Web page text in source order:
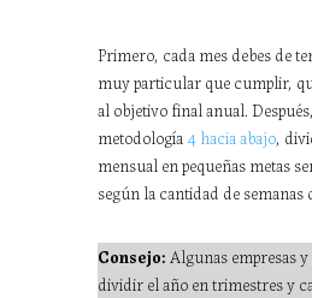
Primero, cada mes debes de
muy particular que cumplir,
al objetivo final anual.
metodología 4 hacia abajo,
mensual en pequeñas metas
según la cantidad de semanas
Consejo: Algunas empresas
dividir el año en trimestres y